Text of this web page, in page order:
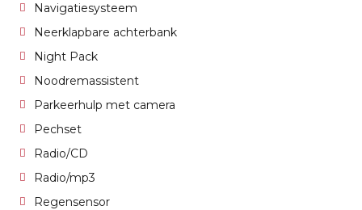
Navigatiesysteem
Neerklapbare achterbank
Night Pack
Noodremassistent
Parkeerhulp met camera
Pechset
Radio/CD
Radio/mp3
Regensensor